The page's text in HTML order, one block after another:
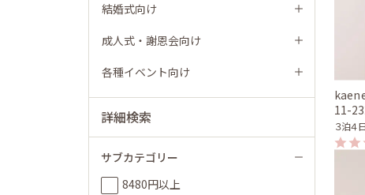
結婚式向け
成人式・謝恩会向け
各種イベント向け
詳細検索
サブカテゴリー
8480円以上
11-
３泊４